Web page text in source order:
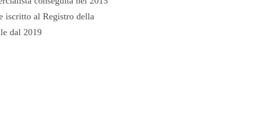
iscritto al Registro della
dal 2019